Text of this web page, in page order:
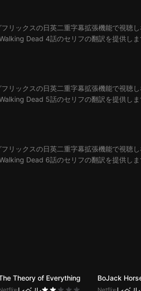
リックスの日英二重字幕拡張機能で視聴し
Dead 4話のセリフの翻訳を提供しま
リックスの日英二重字幕拡張機能で視聴し
Dead 5話のセリフの翻訳を提供しま
リックスの日英二重字幕拡張機能で視聴し
Dead 6話のセリフの翻訳を提供しま
Theory of Everything BoJack